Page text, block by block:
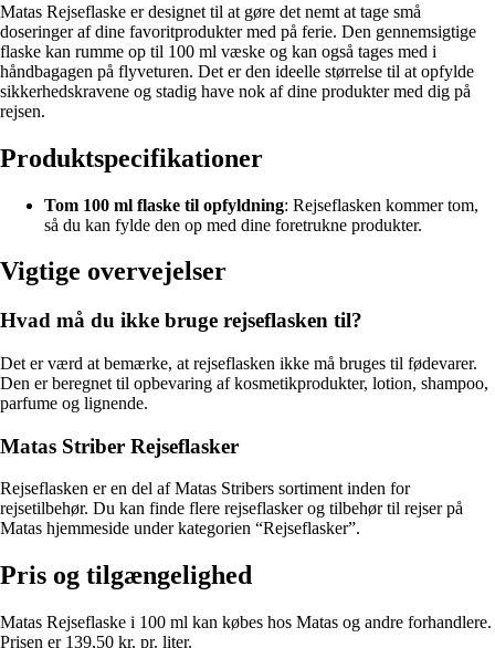
Matas Rejseflaske er designet til at gøre det nemt at tage små
doseringer af dine favoritprodukter med på ferie. Den gennemsigtige
flaske kan rumme op til 100 ml væske og kan også tages med i
håndbagagen på flyveturen. Det er den ideelle størrelse til at opfylde
sikkerhedskravene og stadig have nok af dine produkter med dig på
rejsen.
Produktspecifikationer
Tom 100 ml flaske til opfyldning: Rejseflasken kommer tom,
så du kan fylde den op med dine foretrukne produkter.
Vigtige overvejelser
Hvad må du ikke bruge rejseflasken til?
Det er værd at bemærke, at rejseflasken ikke må bruges til fødevarer.
Den er beregnet til opbevaring af kosmetikprodukter, lotion, shampoo,
parfume og lignende.
Matas Striber Rejseflasker
Rejseflasken er en del af Matas Stribers sortiment inden for
rejsetilbehør. Du kan finde flere rejseflasker og tilbehør til rejser på
Matas hjemmeside under kategorien “Rejseflasker”.
Pris og tilgængelighed
Matas Rejseflaske i 100 ml kan købes hos Matas og andre forhandlere.
Prisen er 139,50 kr. pr. liter.